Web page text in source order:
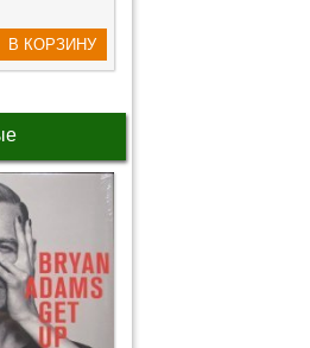
В КОРЗИНУ